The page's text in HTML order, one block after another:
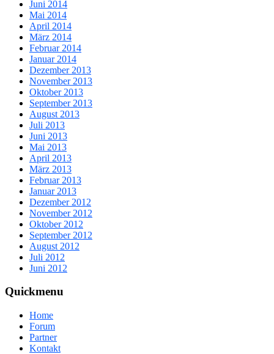
Juni 2014
Mai 2014
April 2014
März 2014
Februar 2014
Januar 2014
Dezember 2013
November 2013
Oktober 2013
September 2013
August 2013
Juli 2013
Juni 2013
Mai 2013
April 2013
März 2013
Februar 2013
Januar 2013
Dezember 2012
November 2012
Oktober 2012
September 2012
August 2012
Juli 2012
Juni 2012
Quickmenu
Home
Forum
Partner
Kontakt